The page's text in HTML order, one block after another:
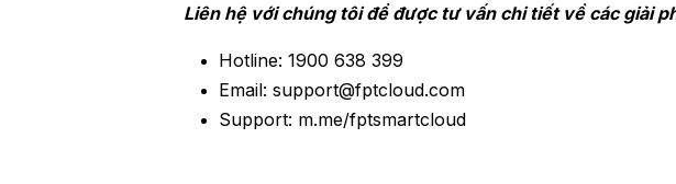
Liên hệ với chúng tôi để được tư vấn chi tiết về các giải
Hotline: 1900 638 399
Email: support@fptcloud.com
Support: m.me/fptsmartcloud